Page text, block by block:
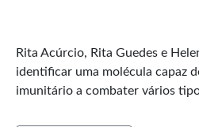
Rita Acúrcio, Rita Guedes e
identificar uma molécula capaz
imunitário a combater vários